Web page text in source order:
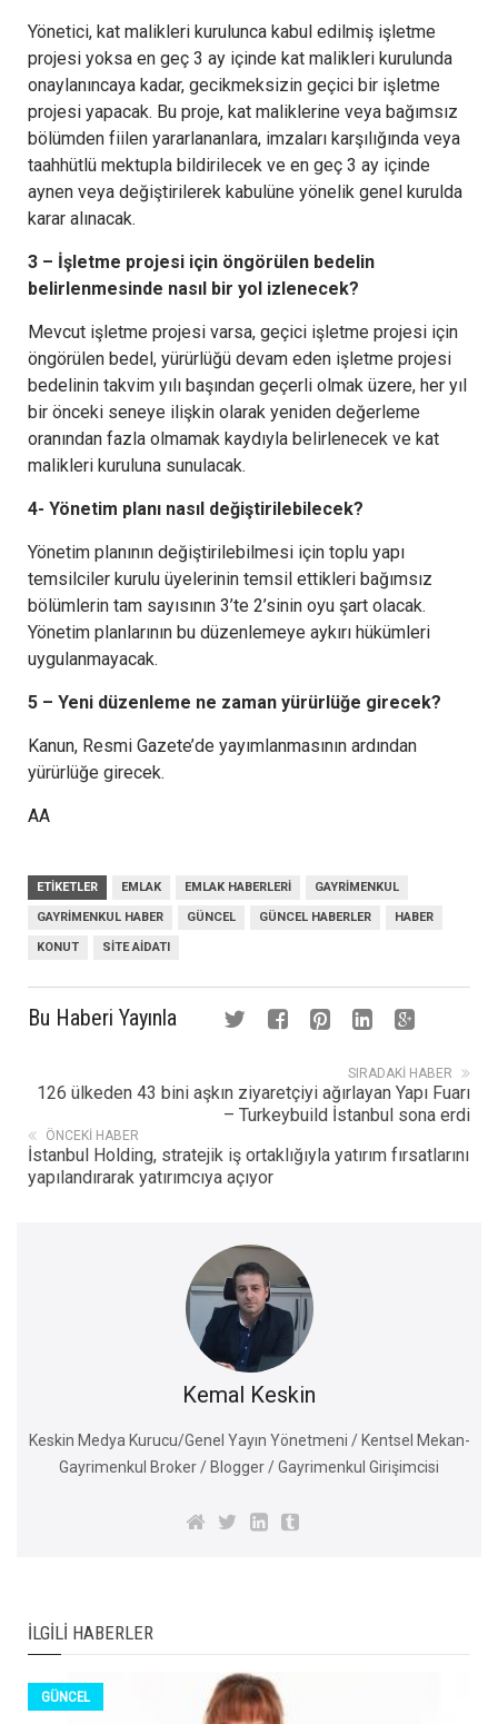
Yönetici, kat malikleri kurulunca kabul edilmiş işletme
projesi yoksa en geç 3 ay içinde kat malikleri kurulunda
onaylanıncaya kadar, gecikmeksizin geçici bir işletme
projesi yapacak. Bu proje, kat maliklerine veya bağımsız
bölümden fiilen yararlananlara, imzaları karşılığında veya
taahhütlü mektupla bildirilecek ve en geç 3 ay içinde
aynen veya değiştirilerek kabulüne yönelik genel kurulda
karar alınacak.
3 – İşletme projesi için öngörülen bedelin
belirlenmesinde nasıl bir yol izlenecek?
Mevcut işletme projesi varsa, geçici işletme projesi için
öngörülen bedel, yürürlüğü devam eden işletme projesi
bedelinin takvim yılı başından geçerli olmak üzere, her yıl
bir önceki seneye ilişkin olarak yeniden değerleme
oranından fazla olmamak kaydıyla belirlenecek ve kat
malikleri kuruluna sunulacak.
4- Yönetim planı nasıl değiştirilebilecek?
Yönetim planının değiştirilebilmesi için toplu yapı
temsilciler kurulu üyelerinin temsil ettikleri bağımsız
bölümlerin tam sayısının 3’te 2’sinin oyu şart olacak.
Yönetim planlarının bu düzenlemeye aykırı hükümleri
uygulanmayacak.
5 – Yeni düzenleme ne zaman yürürlüğe girecek?
Kanun, Resmi Gazete’de yayımlanmasının ardından
yürürlüğe girecek.
AA
ETIKETLER EMLAK EMLAK HABERLERI GAYRIMENKUL
GAYRIMENKUL HABER GÜNCEL GÜNCEL HABERLER HABER
KONUT SITE AIDATI
Bu Haberi Yayınla
SIRADAKI HABER
126 ülkeden 43 bini aşkın ziyaretçiyi ağırlayan Yapı Fuarı
– Turkeybuild İstanbul sona erdi
ÖNCEKI HABER
İstanbul Holding, stratejik iş ortaklığıyla yatırım fırsatlarını
yapılandırarak yatırımcıya açıyor
Kemal Keskin
Keskin Medya Kurucu/Genel Yayın Yönetmeni / Kentsel Mekan-
Gayrimenkul Broker / Blogger / Gayrimenkul Girişimcisi
İLGILI HABERLER
GÜNCEL